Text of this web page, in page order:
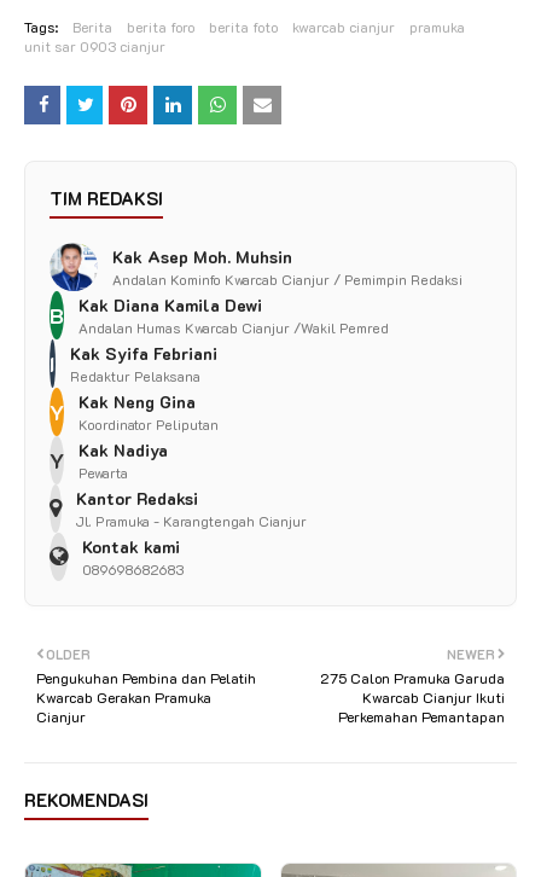
Tags: Berita berita foro berita foto kwarcab cianjur
pramuka
unit sar 0903 cianjur
TIM REDAKSI
Kak Asep Moh. Muhsin
Andalan Kominfo Kwarcab Cianjur / Pemimpin Redaksi
B Kak Diana Kamila Dewi
Andalan Humas Kwarcab Cianjur /Wakil Pemred
I Kak Syifa Febriani
Redaktur Pelaksana
Y Kak Neng Gina
Koordinator Peliputan
Y Kak Nadiya
Pewarta
Kantor Redaksi
Jl. Pramuka - Karangtengah Cianjur
Kontak kami
089698682683
NEWER
275 Calon Pramuka Garuda
Kwarcab Cianjur Ikuti
Perkemahan Pemantapan
OLDER
Pengukuhan Pembina dan Pelatih
Kwarcab Gerakan Pramuka
Cianjur
REKOMENDASI